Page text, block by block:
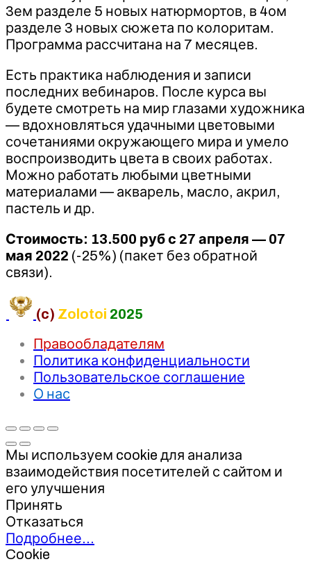
3ем разделе 5 новых натюрмортов, в 4ом
разделе 3 новых сюжета по колоритам.
Программа рассчитана на 7 месяцев.
Есть практика наблюдения и записи
последних вебинаров. После курса вы
будете смотреть на мир глазами художника
— вдохновляться удачными цветовыми
сочетаниями окружающего мира и умело
воспроизводить цвета в своих работах.
Можно работать любыми цветными
материалами — акварель, масло, акрил,
пастель и др.
Стоимость: 13.500 рубс 27 апреля — 07
мая 2022 (-25%) (пакет без обратной
связи).
(c) Zolotoi 2025
Правообладателям
Политика конфиденциальности
Пользовательское соглашение
О нас
Мы используем cookie для анализа
взаимодействия посетителей с сайтом и
его улучшения
Принять
Отказаться
Подробнее…
Cookie